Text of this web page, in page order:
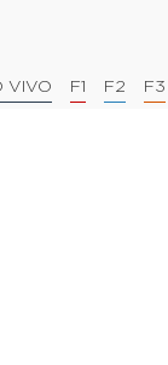
VIVO F1 F2 F3